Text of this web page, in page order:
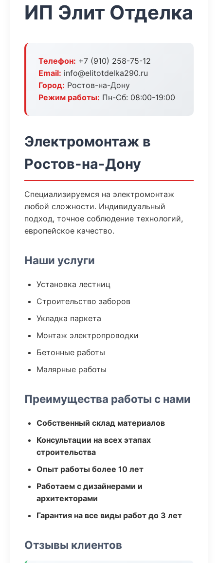
ИП Элит Отделка
Телефон: +7 (910) 258-75-12
Email: info@elitotdelka290.ru
Город: Ростов-на-Дону
Режим работы: Пн-Сб: 08:00-19:00
Электромонтаж в
Ростов-на-Дону
Специализируемся на электромонтаж
любой сложности. Индивидуальный
подход, точное соблюдение технологий,
европейское качество.
Наши услуги
Установка лестниц
Строительство заборов
Укладка паркета
Монтаж электропроводки
Бетонные работы
Малярные работы
Преимущества работы с нами
Собственный склад материалов
Консультации на всех этапах
строительства
Опыт работы более 10 лет
Работаем с дизайнерами и
архитекторами
Гарантия на все виды работ до 3 лет
Отзывы клиентов